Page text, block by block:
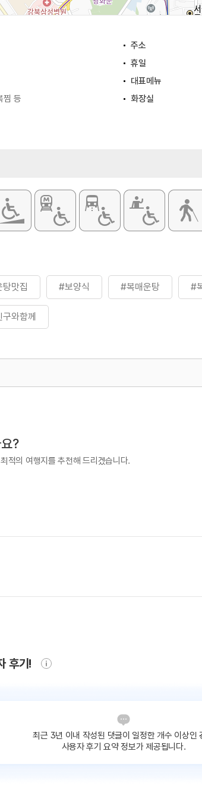
주소
휴일
대표메뉴
찜 등 화장실
맛집 #보양식 #복매운탕 #
와함께
?
적의 여행지를 추천해 드리겠습니다.
후기!
최근 3년 이내 작성된 댓글이 일정한 개수 이상인
사용자 후기 요약 정보가 제공됩니다.